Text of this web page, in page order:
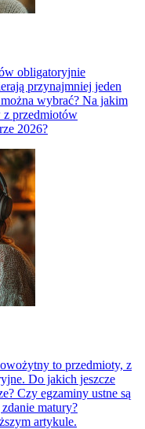
obligatoryjnie
przynajmniej jeden
wybrać? Na jakim
z przedmiotów
2026?
to przedmioty, z
Do jakich jeszcze
Czy egzaminy ustne są
matury?
artykule.